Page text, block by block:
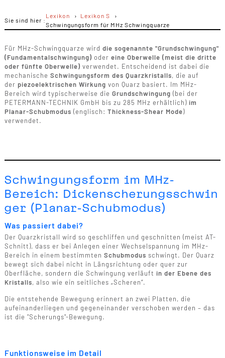
Sie sind hier :
Lexikon
Lexikon S
Schwingungsform für MHz Schwingquarze
Für MHz-Schwingquarze wird die sogenannte "Grundschwingung"
(Fundamentalschwingung) oder eine Oberwelle (meist die dritte
oder fünfte Oberwelle) verwendet. Entscheidend ist dabei die
mechanische Schwingungsform des Quarzkristalls, die auf
der piezoelektrischen Wirkung von Quarz basiert. Im MHz-
Bereich wird typischerweise die Grundschwingung (bei der
PETERMANN-TECHNIK GmbH bis zu 285 MHz erhältlich)im
Planar-Schubmodus (englisch: Thickness-Shear Mode)
verwendet.
Schwingungsform im MHz-
Bereich: Dickenscherungsschwin
ger (Planar-Schubmodus)
Was passiert dabei?
Der Quarzkristall wird so geschliffen und geschnitten (meist AT-
Schnitt), dass er bei Anlegen einer Wechselspannung im MHz-
Bereich in einem bestimmten Schubmodus schwingt. Der Quarz
bewegt sich dabei nicht in Längsrichtung oder quer zur
Oberfläche, sondern die Schwingung verläuft in der Ebene des
Kristalls, also wie ein seitliches „Scheren“.
Die entstehende Bewegung erinnert an zwei Platten, die
aufeinanderliegen und gegeneinander verschoben werden – das
ist die "Scherungs"-Bewegung.
Funktionsweise im Detail